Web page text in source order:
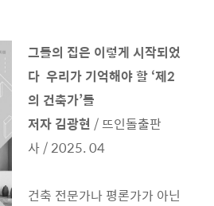
그들의 집은 이렇게 시작되었
다 우리가 기억해야 할 ‘제2
의 건축가’들
저자 김광현 / 뜨인돌출판
사 / 2025. 04
건축 전문가나 평론가가 아닌